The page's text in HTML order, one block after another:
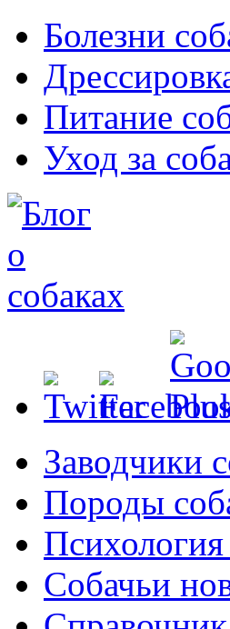
Болезни
Питание
Уход за
Заводчики
Породы
Психология
Собачьи